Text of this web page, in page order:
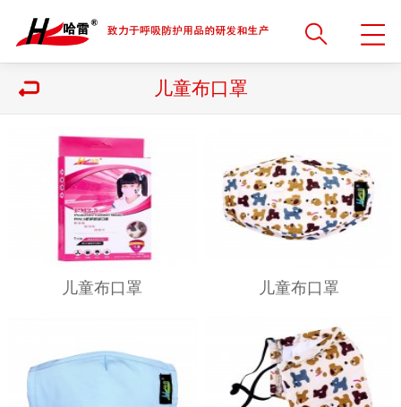
儿童布口罩
儿童布口罩 儿童布口罩